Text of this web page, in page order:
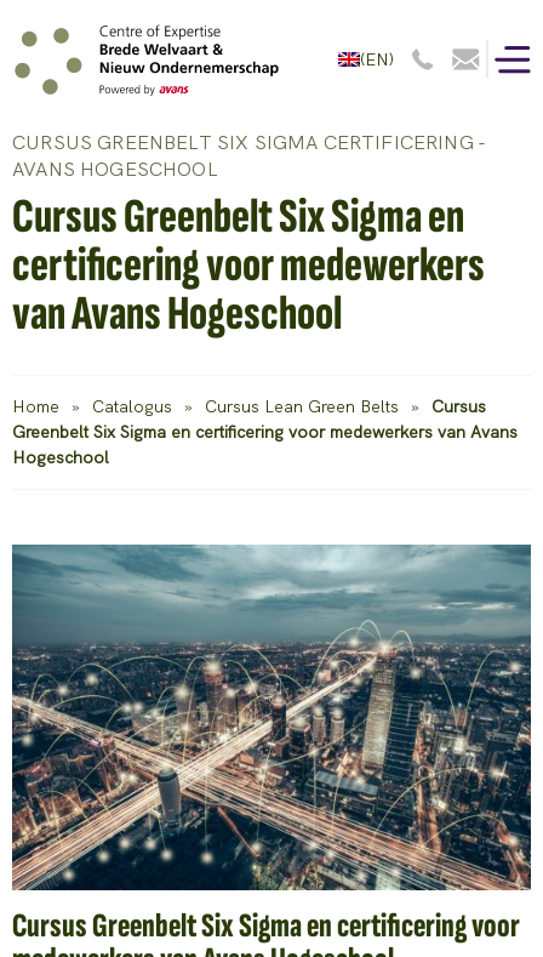
(EN)
CURSUS GREENBELT SIX SIGMA CERTIFICERING -
AVANS HOGESCHOOL
Cursus Greenbelt Six Sigma en
certificering voor medewerkers
van Avans Hogeschool
Home » Catalogus » Cursus Lean Green Belts »
Cursus
Greenbelt Six Sigma en certificering voor medewerkers van Avans
Hogeschool
Cursus Greenbelt Six Sigma en certificering voor